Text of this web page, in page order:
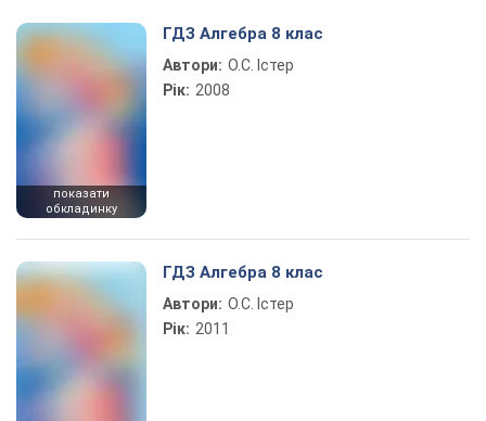
Play Video
показати
обкладинку
ГДЗ Алгебра 8 клас
Автори: О.С. Істер
Рік: 2008
ГДЗ Алгебра 8 клас
Автори: О.С. Істер
Рік: 2011